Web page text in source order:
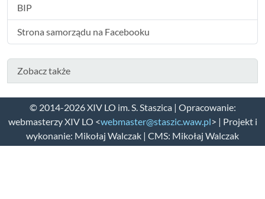
BIP
Strona samorządu na Facebooku
Zobacz także
© 2014-2026 XIV LO im. S. Staszica | Opracowanie:
webmasterzy XIV LO <webmaster@staszic.waw.pl> | Projekt i
wykonanie: Mikołaj Walczak | CMS: Mikołaj Walczak